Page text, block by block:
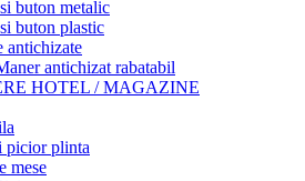
buton metalic
buton plastic
antichizate
antichizat rabatabil
HOTEL / MAGAZINE
picior plinta
mese